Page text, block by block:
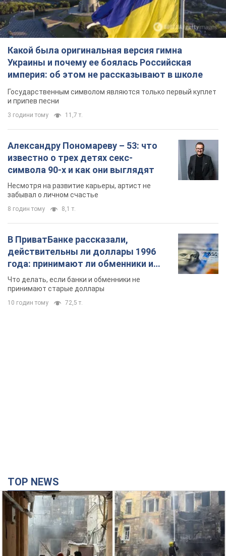
Какой была оригинальная версия гимна
Украины и почему ее боялась Российская
империя: об этом не рассказывают в школе
Государственным символом являются только первый куплет
и припев песни
3 години тому 11,7 т.
Александру Пономареву – 53: что
известно о трех детях секс-
символа 90-х и как они выглядят
Несмотря на развитие карьеры, артист не
забывал о личном счастье
8 годин тому 8,1 т.
В ПриватБанке рассказали,
действительны ли доллары 1996
года: принимают ли обменники и
банки такие купюры
Что делать, если банки и обменники не
принимают старые доллары
10 годин тому 72,5 т.
TOP NEWS